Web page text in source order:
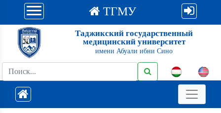
ТГМУ
Таджикский государственный
медицинский университет
имени Абуали ибни Сино